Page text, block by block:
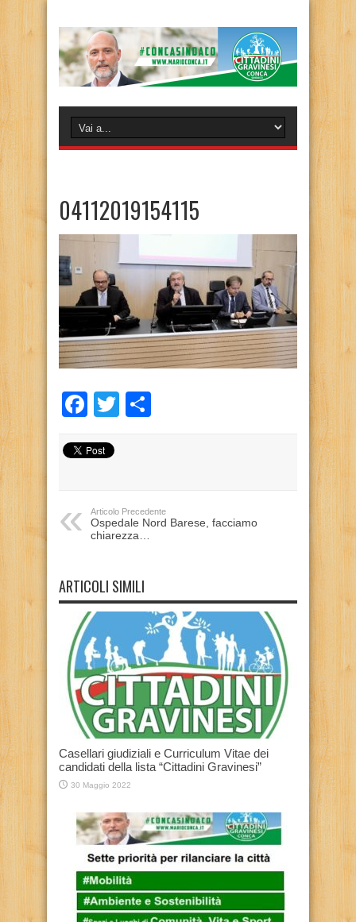
04112019154115
Facebook
Twitter
Articolo Precedente
Ospedale Nord Barese, facciamo
chiarezza…
ARTICOLI SIMILI
Casellari giudiziali e Curriculum Vitae dei
candidati della lista “Cittadini Gravinesi”
30 Maggio 2022